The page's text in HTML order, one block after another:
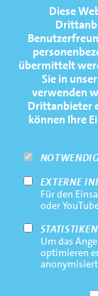
Diese
übermittelt
Sie in
verwenden
Drittanbieter
können Ihre
NOTWENDIG
EXTERNE
Für den
oder
STATISTIKEN
Um das
optimieren
Bottom